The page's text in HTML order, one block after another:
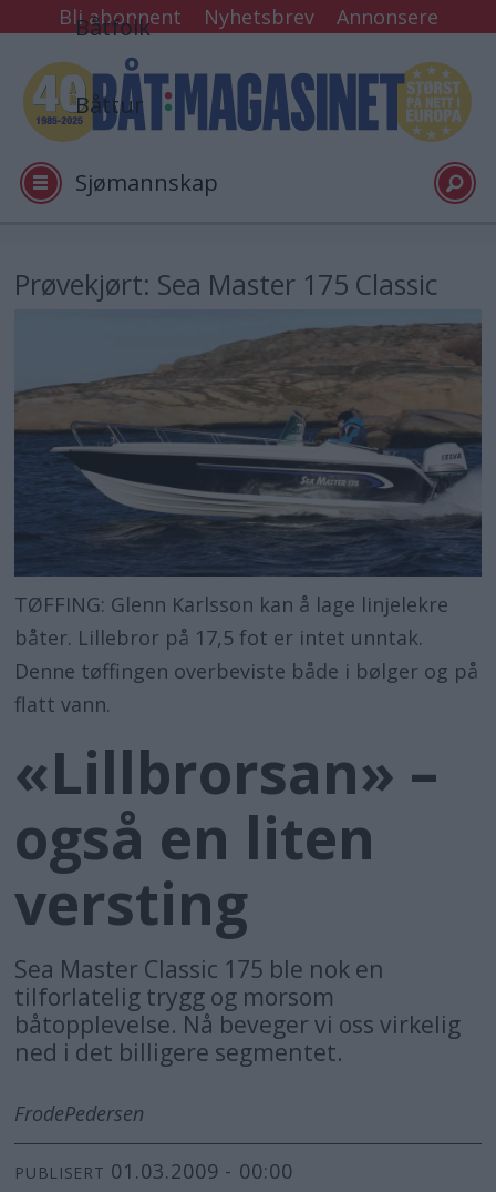
Bli abonnent Nyhetsbrev Annonsere
Båtfolk
Båttur
Sjømannskap
Video
Logg inn
Prøvekjørt: Sea Master 175 Classic
TØFFING: Glenn Karlsson kan å lage linjelekre
båter. Lillebror på 17,5 fot er intet unntak.
Denne tøffingen overbeviste både i bølger og på
flatt vann.
«Lillbrorsan» –
også en liten
versting
Sea Master Classic 175 ble nok en
tilforlatelig trygg og morsom
båtopplevelse. Nå beveger vi oss virkelig
ned i det billigere segmentet.
FrodePedersen
PUBLISERT 01.03.2009 - 00:00